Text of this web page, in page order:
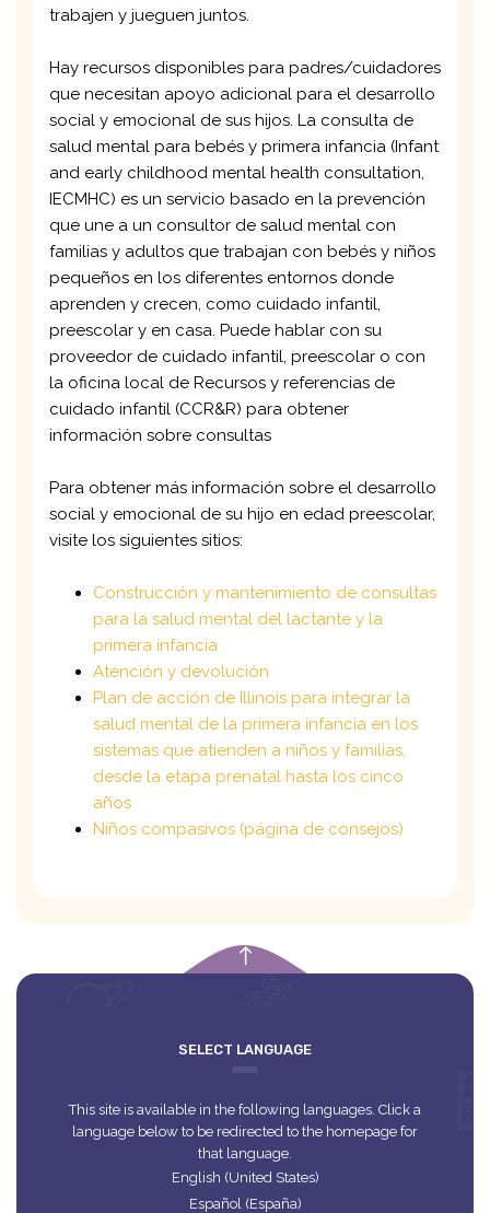
trabajen y jueguen juntos.
Hay recursos disponibles para padres/cuidadores
que necesitan apoyo adicional para el desarrollo
social y emocional de sus hijos. La consulta de
salud mental para bebés y primera infancia (Infant
and early childhood mental health consultation,
IECMHC) es un servicio basado en la prevención
que une a un consultor de salud mental con
familias y adultos que trabajan con bebés y niños
pequeños en los diferentes entornos donde
aprenden y crecen, como cuidado infantil,
preescolar y en casa. Puede hablar con su
proveedor de cuidado infantil, preescolar o con
la oficina local de Recursos y referencias de
cuidado infantil (CCR&R) para obtener
información sobre consultas
Para obtener más información sobre el desarrollo
social y emocional de su hijo en edad preescolar,
visite los siguientes sitios:
Construcción y mantenimiento de consultas
para la salud mental del lactante y la
primera infancia
Atención y devolución
Plan de acción de Illinois para integrar la
salud mental de la primera infancia en los
sistemas que atienden a niños y familias,
desde la etapa prenatal hasta los cinco
años
Niños compasivos (página de consejos)
SELECT LANGUAGE
This site is available in the following languages. Click a
language below to be redirected to the homepage for
that language.
English (United States)
Español (España)